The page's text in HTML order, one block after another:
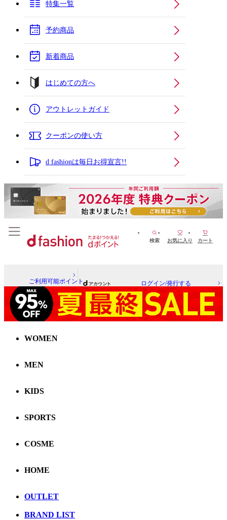
特集一覧
予約商品
新着商品
はじめての方へ
アウトレットガイド
クーポンの使い方
d fashionは毎日お得宣言!!
検索 お気に入り カート
ご利用可能ポイント ログイン/発行する
WOMEN
MEN
KIDS
SPORTS
COSME
HOME
OUTLET
BRAND LIST